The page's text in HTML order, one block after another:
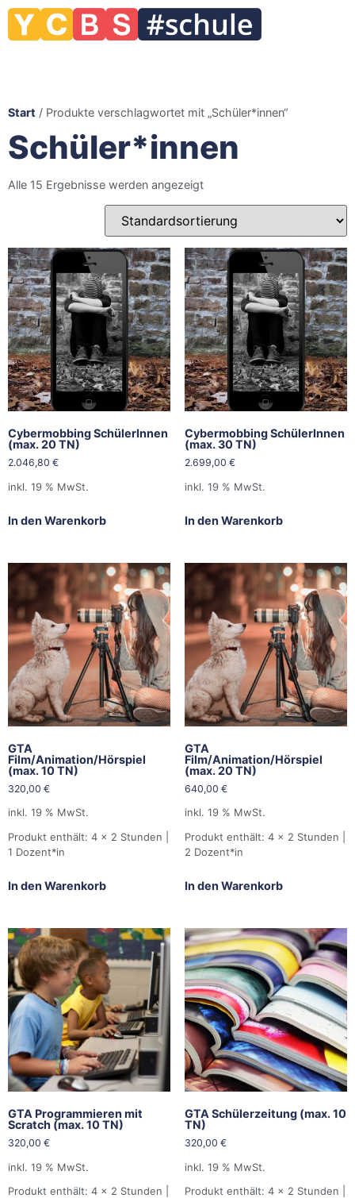
Start / Produkte verschlagwortet mit „Schüler*innen“
Schüler*innen
Alle 15 Ergebnisse werden angezeigt
Cybermobbing SchülerInnen
(max. 20 TN)
2.046,80 €
inkl. 19 % MwSt.
In den Warenkorb
Cybermobbing SchülerInnen
(max. 30 TN)
2.699,00 €
inkl. 19 % MwSt.
In den Warenkorb
GTA
Film/Animation/Hörspiel
(max. 10 TN)
320,00 €
inkl. 19 % MwSt.
Produkt enthält: 4 x 2 Stunden |
1 Dozent*in
In den Warenkorb
GTA
Film/Animation/Hörspiel
(max. 20 TN)
640,00 €
inkl. 19 % MwSt.
Produkt enthält: 4 x 2 Stunden |
2 Dozent*in
In den Warenkorb
GTA Programmieren mit
Scratch (max. 10 TN)
320,00 €
inkl. 19 % MwSt.
Produkt enthält: 4 x 2 Stunden |
GTA Schülerzeitung (max. 10
TN)
320,00 €
inkl. 19 % MwSt.
Produkt enthält: 4 x 2 Stunden |